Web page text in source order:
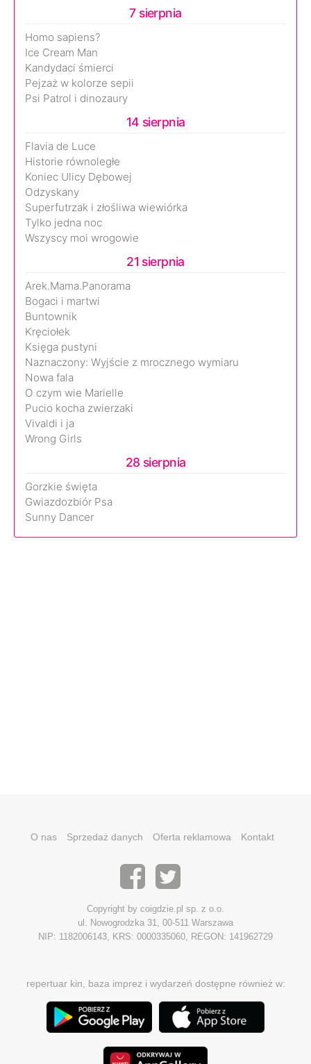
7 sierpnia
Homo sapiens?
Ice Cream Man
Kandydaci śmierci
Pejzaż w kolorze sepii
Psi Patrol i dinozaury
14 sierpnia
Flavia de Luce
Historie równoległe
Koniec Ulicy Dębowej
Odzyskany
Superfutrzak i złośliwa wiewiórka
Tylko jedna noc
Wszyscy moi wrogowie
21 sierpnia
Arek.Mama.Panorama
Bogaci i martwi
Buntownik
Kręciołek
Księga pustyni
Naznaczony: Wyjście z mrocznego wymiaru
Nowa fala
O czym wie Marielle
Pucio kocha zwierzaki
Vivaldi i ja
Wrong Girls
28 sierpnia
Gorzkie święta
Gwiazdozbiór Psa
Sunny Dancer
O nas Sprzedaż danych Oferta reklamowa Kontakt
Copyright by coigdzie.pl sp. z o.o.
ul. Nowogrodzka 31, 00-511 Warszawa
NIP: 1182006143, KRS: 0000335060, REGON: 141962729
repertuar kin, baza imprez i wydarzeń dostępne również w: